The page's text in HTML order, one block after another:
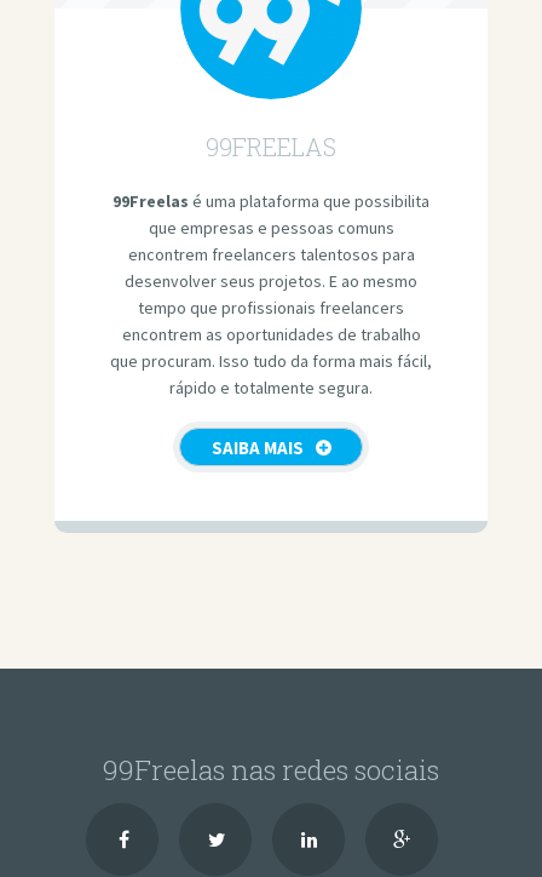
99FREELAS
99Freelas é uma plataforma que possibilita
que empresas e pessoas comuns
encontrem freelancers talentosos para
desenvolver seus projetos. E ao mesmo
tempo que profissionais freelancers
encontrem as oportunidades de trabalho
que procuram. Isso tudo da forma mais fácil,
rápido e totalmente segura.
SAIBA MAIS
99Freelas nas redes sociais